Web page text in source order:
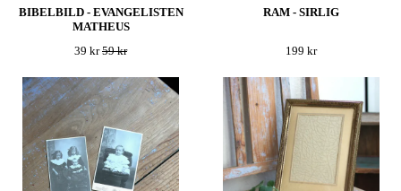
BIBELBILD - EVANGELISTEN
MATHEUS
39 kr59 kr
RAM - SIRLIG
199 kr